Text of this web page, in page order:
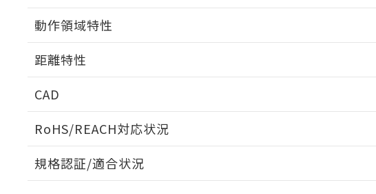
動作領域特性
距離特性
CAD
RoHS/REACH対応状況
EU RoHS 注意事項・凡例
規格認証/適合状況